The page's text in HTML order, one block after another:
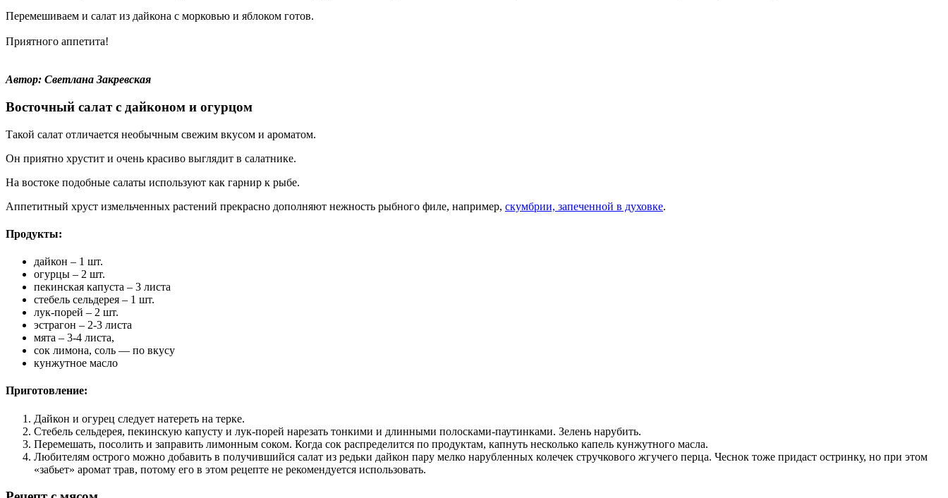
Перемешиваем и салат из дайкона с морковью и яблоком готов.
Приятного аппетита!
Автор: Светлана Закревская
Восточный салат с дайконом и огурцом
Такой салат отличается необычным свежим вкусом и ароматом.
Он приятно хрустит и очень красиво выглядит в салатнике.
На востоке подобные салаты используют как гарнир к рыбе.
Аппетитный хруст измельченных растений прекрасно дополняют нежность рыбного филе, например, скумбрии, запеченной в духовке.
Продукты:
дайкон – 1 шт.
огурцы – 2 шт.
пекинская капуста – 3 листа
стебель сельдерея – 1 шт.
лук-порей – 2 шт.
эстрагон – 2-3 листа
мята – 3-4 листа,
сок лимона, соль — по вкусу
кунжутное масло
Приготовление:
Дайкон и огурец следует натереть на терке.
Стебель сельдерея, пекинскую капусту и лук-порей нарезать тонкими и длинными полосками-паутинками. Зелень нарубить.
Перемешать, посолить и заправить лимонным соком. Когда сок распределится по продуктам, капнуть несколько капель кунжутного масла.
Любителям острого можно добавить в получившийся салат из редьки дайкон пару мелко нарубленных колечек стручкового жгучего перца. Чеснок тоже придаст остринку, но при этом
«забьет» аромат трав, потому его в этом рецепте не рекомендуется использовать.